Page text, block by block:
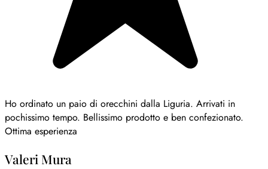
Ho ordinato un paio di orecchini dalla Liguria. Arrivati in
pochissimo tempo. Bellissimo prodotto e ben confezionato.
Ottima esperienza
Valeri Mura